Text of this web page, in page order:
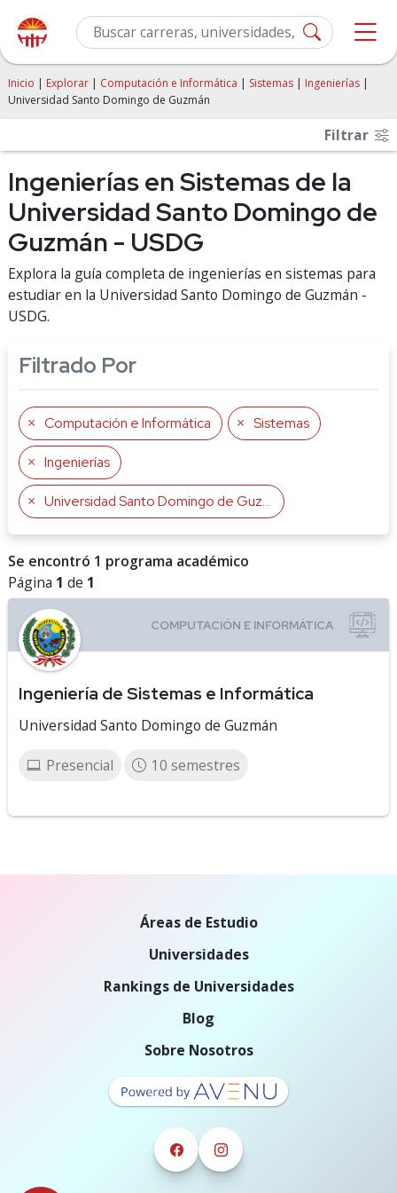
Inicio | Explorar | Computación e Informática | Sistemas | Ingenierías |
Universidad Santo Domingo de Guzmán
Filtrar
Ingenierías en Sistemas de la
Universidad Santo Domingo de
Guzmán - USDG
Explora la guía completa de ingenierías en sistemas para
estudiar en la Universidad Santo Domingo de Guzmán -
USDG.
Filtrado Por
Computación e Informática Sistemas
Ingenierías
Universidad Santo Domingo de Guzmán
Se encontró 1 programa académico
Página 1 de 1
Ingeniería de Sistemas e Informática
Universidad Santo Domingo de Guzmán
Presencial 10 semestres
Áreas de Estudio
Universidades
Rankings de Universidades
Blog
Sobre Nosotros